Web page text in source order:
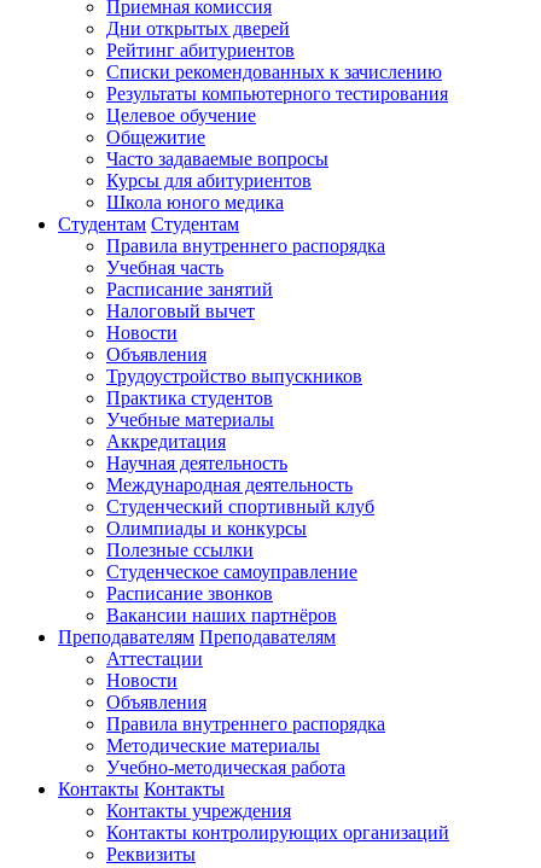
Приемная комиссия
Дни открытых дверей
Рейтинг абитуриентов
Списки рекомендованных к зачислению
Результаты компьютерного тестирования
Целевое обучение
Общежитие
Часто задаваемые вопросы
Курсы для абитуриентов
Школа юного медика
Студентам Студентам
Правила внутреннего распорядка
Учебная часть
Расписание занятий
Налоговый вычет
Новости
Объявления
Трудоустройство выпускников
Практика студентов
Учебные материалы
Аккредитация
Научная деятельность
Международная деятельность
Студенческий спортивный клуб
Олимпиады и конкурсы
Полезные ссылки
Студенческое самоуправление
Расписание звонков
Вакансии наших партнёров
Преподавателям Преподавателям
Аттестации
Новости
Объявления
Правила внутреннего распорядка
Методические материалы
Учебно-методическая работа
Контакты Контакты
Контакты учреждения
Контакты контролирующих организаций
Реквизиты